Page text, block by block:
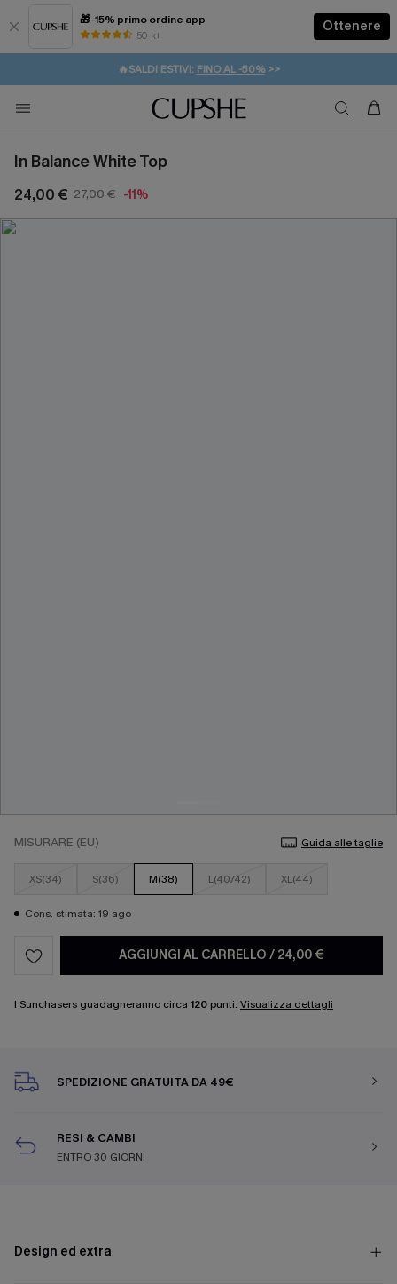
🎁-15% primo ordine app
50 k+
Ottenere
⚡️-15% SUGLI ESSENZIALI DA VACANZA | ACQUISTA
🔥SALDI ESTIVI: FINO AL -50%>>
🚚SPEDIZIONE GRATUITA DA 49€
💌REGALO PER I NUOVI: 20% DI SCONTO*
In Balance White Top
24,00 € 27,00 € -11%
MISURARE (EU) Guida alle taglie
XS(34) S(36) M(38) L(40/42) XL(44)
Cons. stimata: 19 ago
AGGIUNGI AL CARRELLO / 24,00 €
I Sunchasers guadagneranno circa 120 punti. Visualizza dettagli
SPEDIZIONE GRATUITA DA 49€
RESI & CAMBI
ENTRO 30 GIORNI
Design ed extra